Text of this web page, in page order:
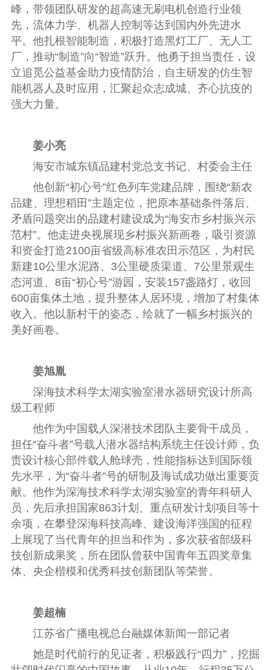
峰，带领团队研发的超高速无刷电机创造行业领
先，流体力学、机器人控制等达到国内外先进水
平。他扎根智能制造，积极打造黑灯工厂、无人工
厂，推动“制造”向“智造”跃升。他勇于担当责任，设
立追觅公益基金助力疫情防治，自主研发的仿生智
能机器人及时应用，汇聚起众志成城、齐心抗疫的
强大力量。
姜小亮
海安市城东镇品建村党总支书记、村委会主任
他创新“初心号”红色列车党建品牌，围绕“新农
品建、理想稻田”主题定位，把原本基础条件落后、
矛盾问题突出的品建村建设成为“海安市乡村振兴示
范村”。他走进央视展现乡村振兴新画卷，吸引资源
和资金打造2100亩省级高标准农田示范区，为村民
新建10公里水泥路、3公里硬质渠道、7公里景观生
态河道、8亩“初心号”游园，安装157盏路灯，收回
600亩集体土地，提升整体人居环境，增加了村集体
收入。他以新村干的姿态，绘就了一幅乡村振兴的
美好画卷。
姜旭胤
深海技术科学太湖实验室潜水器研究设计所高
级工程师
他作为中国载人深潜技术团队主要骨干成员，
担任“奋斗者”号载人潜水器结构系统主任设计师，负
责设计核心部件载人舱球壳，性能指标达到国际领
先水平，为“奋斗者”号的研制及海试成功做出重要贡
献。他作为深海技术科学太湖实验室的青年科研人
员，先后承担国家863计划、重点研发计划项目等十
余项，在攀登深海科技高峰、建设海洋强国的征程
上展现了当代青年的担当和作为，多次获省部级科
技创新成果奖，所在团队曾获中国青年五四奖章集
体、央企楷模和优秀科技创新团队等荣誉。
姜超楠
江苏省广播电视总台融媒体新闻一部记者
她是时代前行的见证者，积极践行“四力”，挖掘